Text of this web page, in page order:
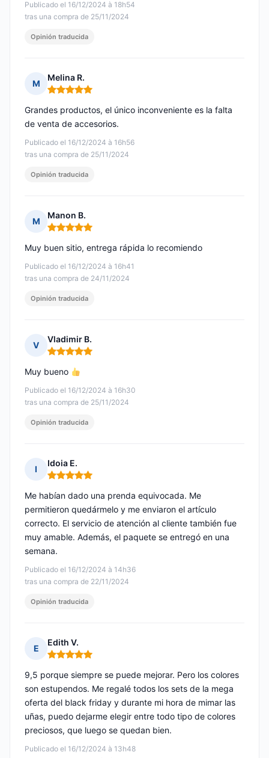
Publicado el 16/12/2024 à 18h54
tras una compra de 25/11/2024
Opinión traducida
M
Melina R.
Nota: 5 de 5
Publicado el 16/12/2024 à 16h56
tras una compra de 25/11/2024
Grandes productos, el único inconveniente es la falta
de venta de accesorios.
Opinión traducida
M
Manon B.
Nota: 5 de 5
Publicado el 16/12/2024 à 16h41
tras una compra de 24/11/2024
Muy buen sitio, entrega rápida lo recomiendo
Opinión traducida
V
Vladimir B.
Nota: 5 de 5
Publicado el 16/12/2024 à 16h30
tras una compra de 25/11/2024
Muy bueno
Opinión traducida
I
Idoia E.
Nota: 5 de 5
Publicado el 16/12/2024 à 14h36
tras una compra de 22/11/2024
Me habían dado una prenda equivocada. Me
permitieron quedármelo y me enviaron el artículo
correcto. El servicio de atención al cliente también fue
muy amable. Además, el paquete se entregó en una
semana.
Opinión traducida
E
Edith V.
Nota: 5 de 5
Publicado el 16/12/2024 à 13h48
9,5 porque siempre se puede mejorar. Pero los colores
son estupendos. Me regalé todos los sets de la mega
oferta del black friday y durante mi hora de mimar las
uñas, puedo dejarme elegir entre todo tipo de colores
preciosos, que luego se quedan bien.